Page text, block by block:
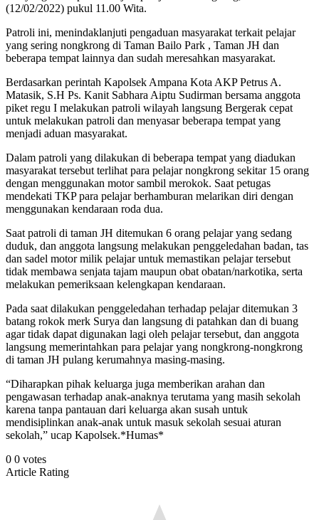
(12/02/2022) pukul 11.00 Wita.
Patroli ini, menindaklanjuti pengaduan masyarakat terkait pelajar
yang sering nongkrong di Taman Bailo Park , Taman JH dan
beberapa tempat lainnya dan sudah meresahkan masyarakat.
Berdasarkan perintah Kapolsek Ampana Kota AKP Petrus A.
Matasik, S.H Ps. Kanit Sabhara Aiptu Sudirman bersama anggota
piket regu I melakukan patroli wilayah langsung Bergerak cepat
untuk melakukan patroli dan menyasar beberapa tempat yang
menjadi aduan masyarakat.
Dalam patroli yang dilakukan di beberapa tempat yang diadukan
masyarakat tersebut terlihat para pelajar nongkrong sekitar 15 orang
dengan menggunakan motor sambil merokok. Saat petugas
mendekati TKP para pelajar berhamburan melarikan diri dengan
menggunakan kendaraan roda dua.
Saat patroli di taman JH ditemukan 6 orang pelajar yang sedang
duduk, dan anggota langsung melakukan penggeledahan badan, tas
dan sadel motor milik pelajar untuk memastikan pelajar tersebut
tidak membawa senjata tajam maupun obat obatan/narkotika, serta
melakukan pemeriksaan kelengkapan kendaraan.
Pada saat dilakukan penggeledahan terhadap pelajar ditemukan 3
batang rokok merk Surya dan langsung di patahkan dan di buang
agar tidak dapat digunakan lagi oleh pelajar tersebut, dan anggota
langsung memerintahkan para pelajar yang nongkrong-nongkrong
di taman JH pulang kerumahnya masing-masing.
“Diharapkan pihak keluarga juga memberikan arahan dan
pengawasan terhadap anak-anaknya terutama yang masih sekolah
karena tanpa pantauan dari keluarga akan susah untuk
mendisiplinkan anak-anak untuk masuk sekolah sesuai aturan
sekolah,” ucap Kapolsek.*Humas*
0 0 votes
Article Rating